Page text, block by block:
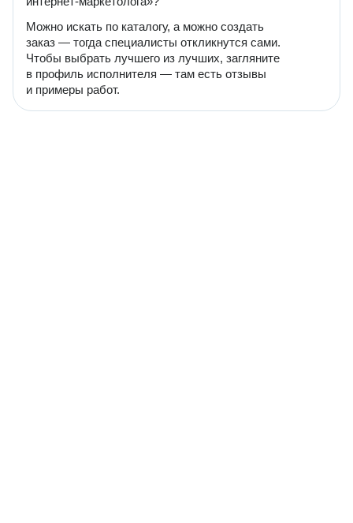
Можно искать по каталогу, а можно создать
заказ — тогда специалисты откликнутся сами.
Чтобы выбрать лучшего из лучших, загляните
в профиль исполнителя — там есть отзывы
и примеры работ.